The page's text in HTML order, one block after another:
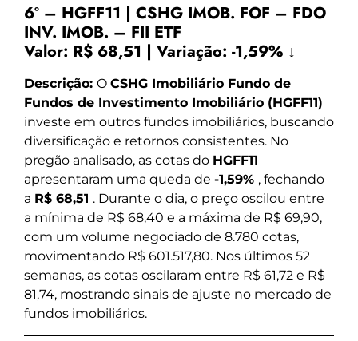
6º – HGFF11 | CSHG IMOB. FOF – FDO
INV. IMOB. – FII ETF
Valor: R$ 68,51 | Variação: -1,59% ↓
Descrição: O CSHG Imobiliário Fundo de
Fundos de Investimento Imobiliário (HGFF11)
investe em outros fundos imobiliários, buscando
diversificação e retornos consistentes. No
pregão analisado, as cotas do HGFF11
apresentaram uma queda de -1,59% , fechando
a R$ 68,51 . Durante o dia, o preço oscilou entre
a mínima de R$ 68,40 e a máxima de R$ 69,90,
com um volume negociado de 8.780 cotas,
movimentando R$ 601.517,80. Nos últimos 52
semanas, as cotas oscilaram entre R$ 61,72 e R$
81,74, mostrando sinais de ajuste no mercado de
fundos imobiliários.